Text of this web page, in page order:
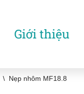
Giới thiệu
\ Nẹp nhôm MF18.8